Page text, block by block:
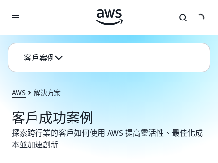
AWS 解決方案
客戶成功案例
探索跨行業的客戶如何使用 AWS 提高靈活性、最佳化成
本並加速創新
客戶案例